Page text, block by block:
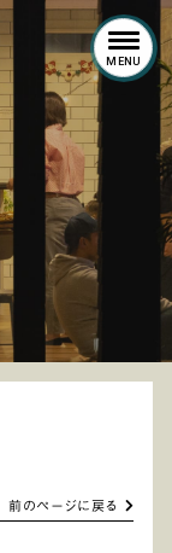
MENU
前のページに戻る